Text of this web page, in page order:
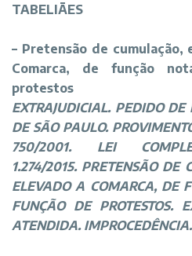
TABELIÃES
– Pretensão de cumulação,
Comarca, de função
protestos
EXTRAJUDICIAL. PEDIDO DE
DE SÃO PAULO.
750/2001. LEI
1.274/2015. PRETENSÃO DE
ELEVADO A COMARCA, DE
FUNÇÃO DE PROTESTOS.
ATENDIDA. IMPROCEDÊNCIA.